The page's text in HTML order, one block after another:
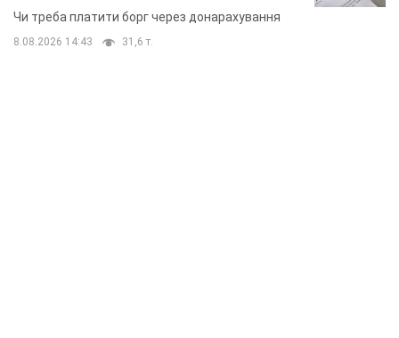
неочікуване рішення
Чи треба платити борг через донарахування
8.08.2026 14:43 31,6 т.